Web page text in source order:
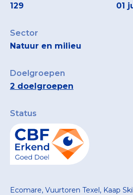
129
01
Sector
Natuur en milieu
Doelgroepen
2 doelgroepen
Status
Ecomare, Vuurtoren Texel, Kaap